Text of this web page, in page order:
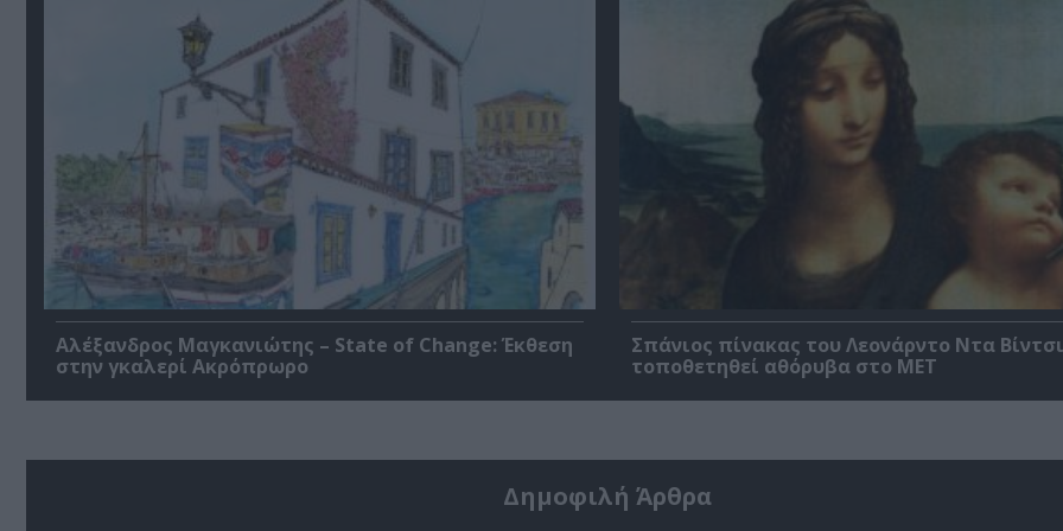
Αλέξανδρος Μαγκανιώτης – State of Change: Έκθεση
στην γκαλερί Ακρόπρωρο
Σπάνιος πίνακας του Λεονάρντο Ντα
τοποθετηθεί αθόρυβα στο MET
Δημοφιλή Άρθρα